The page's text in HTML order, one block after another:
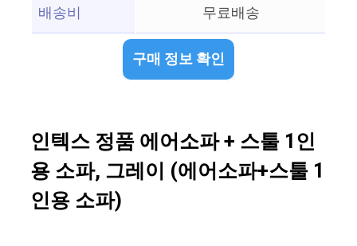
배송비
무료배송
구매 정보 확인
인텍스 정품 에어소파 + 스툴 1인
용 소파, 그레이 (에어소파+스툴 1
인용 소파)